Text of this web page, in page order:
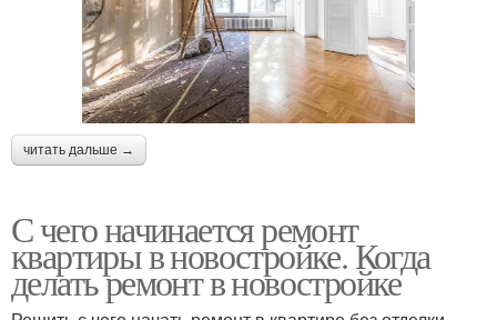
читать дальше →
С чего начинается ремонт
квартиры в новостройке. Когда
делать ремонт в новостройке